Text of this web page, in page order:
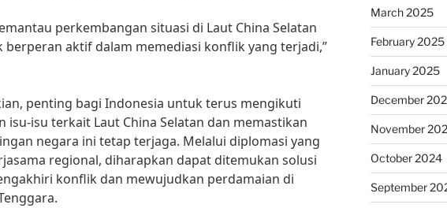
perkembangan situasi di Laut China Selatan
berperan aktif dalam memediasi konflik yang terjadi,”
penting bagi Indonesia untuk terus mengikuti
isu-isu terkait Laut China Selatan dan memastikan
negara ini tetap terjaga. Melalui diplomasi yang
regional, diharapkan dapat ditemukan solusi
konflik dan mewujudkan perdamaian di
March 2025
February 2025
January 2025
December
November
October 2024
September